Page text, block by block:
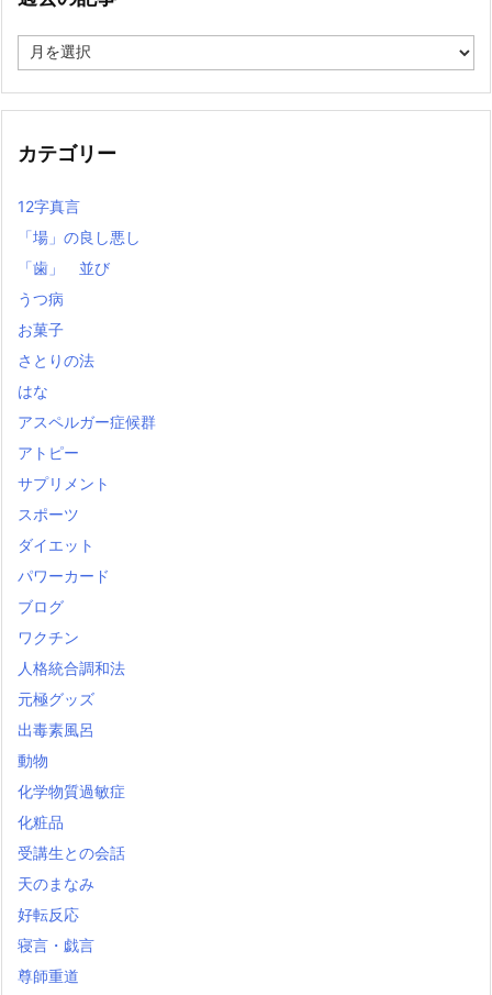
去
記
カテゴリー
12字真言
「場」の良し悪し
「歯」 並び
うつ病
お菓子
さとりの法
はな
アスペルガー症候群
アトピー
サプリメント
スポーツ
ダイエット
パワーカード
ブログ
ワクチン
人格統合調和法
元極グッズ
出毒素風呂
動物
化学物質過敏症
化粧品
受講生との会話
天のまなみ
好転反応
寝言・戯言
尊師重道